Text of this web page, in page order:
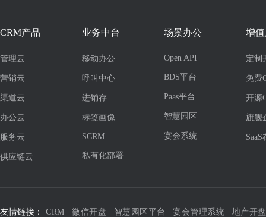
CRM产品
管理云
营销云
渠道云
办公云
服务云
供应链云
业务中台
移动办公
呼叫中心
进销存
标签画像
SCRM
私有化部署
场景办公
Open API
BDS平台
Paas平台
智慧园区
宴会系统
增
定制
免费
开源
旗舰
友情链接： CRM 微信开盘 智慧园区平台 宴会管理系统 地产开